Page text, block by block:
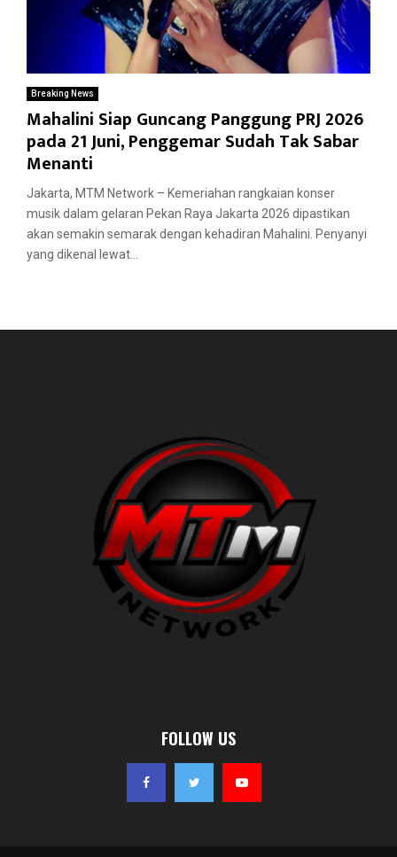
Breaking News
Mahalini Siap Guncang Panggung PRJ 2026
pada 21 Juni, Penggemar Sudah Tak Sabar
Menanti
Jakarta, MTM Network – Kemeriahan rangkaian konser
musik dalam gelaran Pekan Raya Jakarta 2026 dipastikan
akan semakin semarak dengan kehadiran Mahalini. Penyanyi
yang dikenal lewat...
FOLLOW US